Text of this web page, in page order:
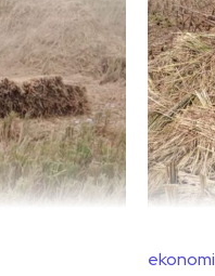
ekonomi